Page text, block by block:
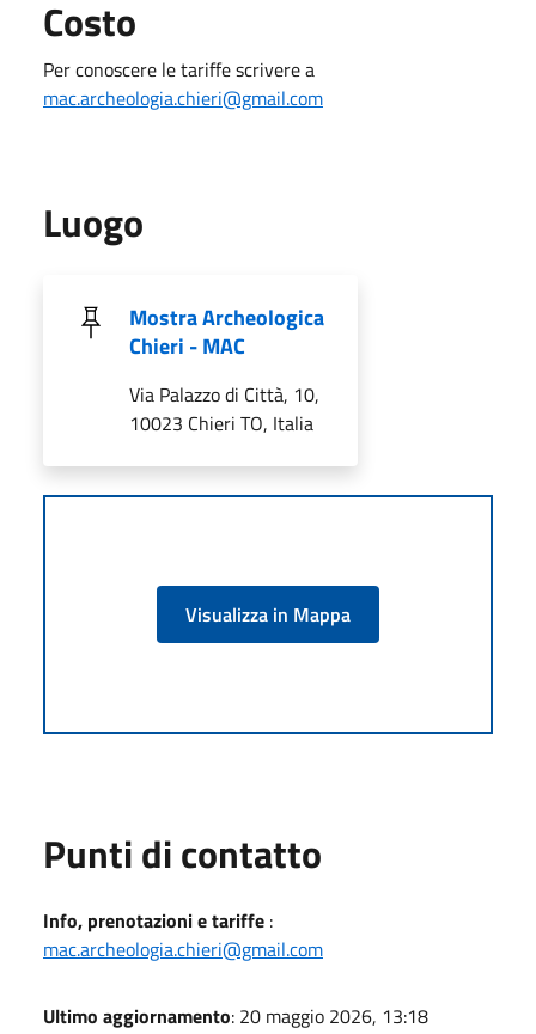
Costo
Per conoscere le tariffe scrivere a
mac.archeologia.chieri@gmail.com
Luogo
Mostra Archeologica
Chieri - MAC
Via Palazzo di Città, 10,
10023 Chieri TO, Italia
Visualizza in Mappa
Punti di contatto
Info, prenotazioni e tariffe :
mac.archeologia.chieri@gmail.com
Ultimo aggiornamento: 20 maggio 2026, 13:18